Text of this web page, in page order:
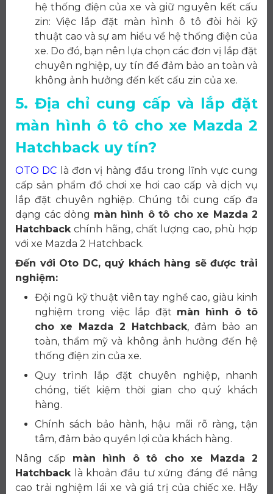
hệ thống điện của xe và giữ nguyên kết cấu
zin: Việc lắp đặt màn hình ô tô đòi hỏi kỹ
thuật cao và sự am hiểu về hệ thống điện của
xe. Do đó, bạn nên lựa chọn các đơn vị lắp đặt
chuyên nghiệp, uy tín để đảm bảo an toàn và
không ảnh hưởng đến kết cấu zin của xe.
5. Địa chỉ cung cấp và lắp đặt
màn hình ô tô cho xe Mazda 2
Hatchback uy tín?
OTO DC là đơn vị hàng đầu trong lĩnh vực cung
cấp sản phẩm đồ chơi xe hơi cao cấp và dịch vụ
lắp đặt chuyên nghiệp. Chúng tôi cung cấp đa
dạng các dòng màn hình ô tô cho xe Mazda 2
Hatchbackchính hãng, chất lượng cao, phù hợp
với xe Mazda 2 Hatchback.
Đến với Oto DC, quý khách hàng sẽ được trải
nghiệm:
Đội ngũ kỹ thuật viên tay nghề cao, giàu kinh
nghiệm trong việc lắp đặt màn hình ô tô
cho xe Mazda 2 Hatchback, đảm bảo an
toàn, thẩm mỹ và không ảnh hưởng đến hệ
thống điện zin của xe.
Quy trình lắp đặt chuyên nghiệp, nhanh
chóng, tiết kiệm thời gian cho quý khách
hàng.
Chính sách bảo hành, hậu mãi rõ ràng, tận
tâm, đảm bảo quyền lợi của khách hàng.
Nâng cấp màn hình ô tô cho xe Mazda 2
Hatchbacklà khoản đầu tư xứng đáng để nâng
cao trải nghiệm lái xe và giá trị của chiếc xe. Hãy